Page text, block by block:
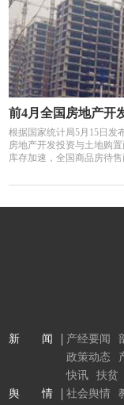
前4月全国房地产开
根据国家统计局5月15日发
房地产开发投资与土地购
库存加速，全国商品房待售
新 闻
产经要闻
政策动态
快讯
扶贫
舆 情
社会舆情